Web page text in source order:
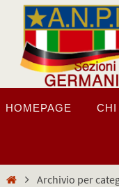
Salta
contenuto
alHOMEPAGE CHI
HomeArchivio per